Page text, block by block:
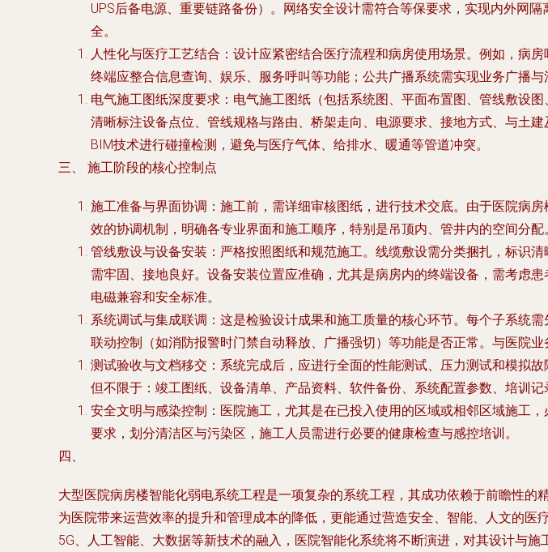
UPS后备电源、重要链路备份）。网络安全设计需符合等保要求，实现内外网
全。
人性化与医疗工艺结合 ：设计应紧密结合医疗流程和病房使用场景。例如，病
终端应整合信息查询、娱乐、服务呼叫等功能；公共广播系统需实现业务广播与
电气施工图纸深度要求 ：电气施工图纸（包括系统图、平面布置图、管线敷设
清晰标注设备点位、管线规格与路由、桥架走向、电源要求、接地方式、与土
BIM技术进行碰撞检测，避免与医疗气体、给排水、暖通等管道冲突。
三、 施工阶段的核心控制点
施工准备与界面协调 ：施工前，需详细审核图纸，进行技术交底。由于医院病
效的协调机制，明确各专业界面和施工顺序，特别是吊顶内、管井内的空间分配
管线敷设与设备安装 ：严格按照图纸和规范施工。线缆敷设需分类捆扎，标识
需牢固、接地良好。设备安装位置应准确，尤其是病房内的终端设备，需考虑
电磁兼容和安全标准。
系统调试与集成联调 ：这是检验设计成果和施工质量的核心环节。每个子系统
联动控制（如消防报警时门禁自动释放、广播强切）等功能是否正常。与医院
测试验收与文档移交 ：系统完成后，应进行全面的性能测试、压力测试和模拟
但不限于：竣工图纸、设备清单、产品资料、软件备份、系统配置参数、培训记
安全文明与感染控制 ：医院施工，尤其是在已投入使用的区域或相邻区域施工
要求，划分清洁区与污染区，施工人员需进行必要的健康检查与感控培训。
四、
大型医院病房楼智能化弱电系统工程是一项复杂的系统工程，其成功依赖于前瞻性
为医院带来运营效率的提升和管理成本的降低，更能通过营造安全、智能、人文的
5G、人工智能、大数据等新技术的融入，医院智能化系统将不断演进，对其设计与施